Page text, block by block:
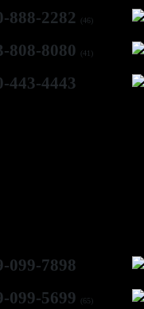
888-2282 (46)
808-8080 (41)
443-4443
099-7898
099-5699 (65)